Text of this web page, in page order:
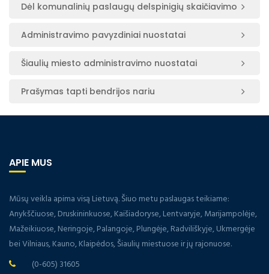
Dėl komunalinių paslaugų delspinigių skaičiavimo
Administravimo pavyzdiniai nuostatai
Šiaulių miesto administravimo nuostatai
Prašymas tapti bendrijos nariu
APIE MUS
Mūsų veikla apima visą Lietuvą. Šiuo metu paslaugas teikiame:
Anykščiuose, Druskininkuose, Kaišiadoryse, Lentvaryje, Marijampolėje,
Mažeikiuose, Neringoje, Palangoje, Plungėje, Radviliškyje, Ukmergėje
bei Vilniaus, Kauno, Klaipėdos, Šiaulių miestuose ir jų rajonuose.
(0-605) 31605